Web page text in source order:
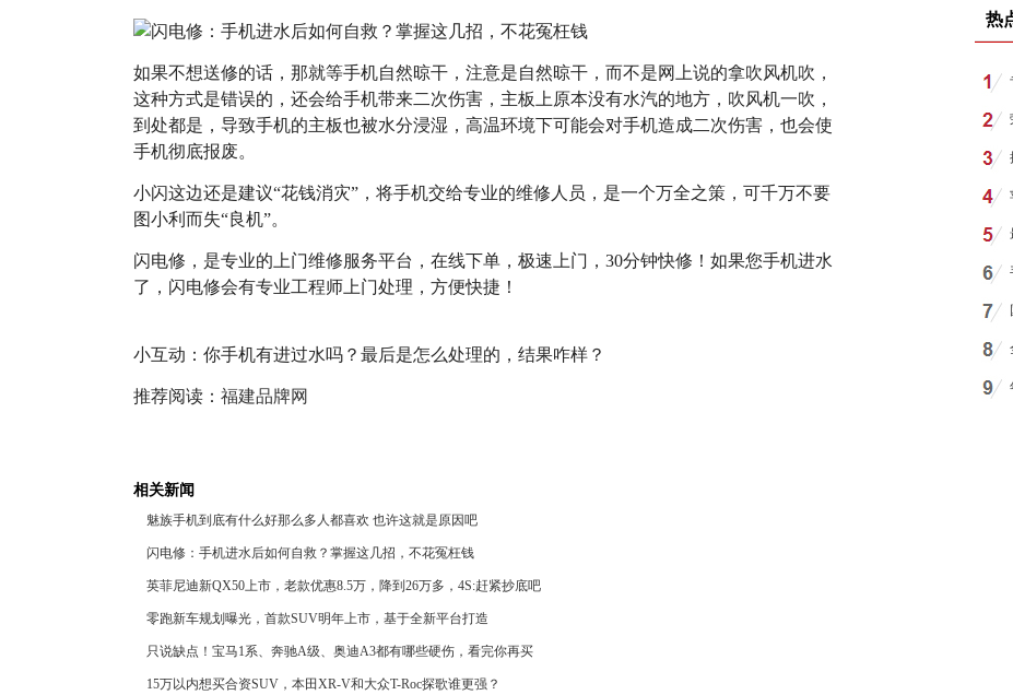
如果不想送修的话，那就等手机自然晾干，注意是自然晾干，而不是网上说的拿吹风机吹，
这种方式是错误的，还会给手机带来二次伤害，主板上原本没有水汽的地方，吹风机一吹，
到处都是，导致手机的主板也被水分浸湿，高温环境下可能会对手机造成二次伤害，也会使
手机彻底报废。
小闪这边还是建议“花钱消灾”，将手机交给专业的维修人员，是一个万全之策，可千万不要
图小利而失“良机”。
闪电修，是专业的上门维修服务平台，在线下单，极速上门，30分钟快修！如果您手机进水
了，闪电修会有专业工程师上门处理，方便快捷！
小互动：你手机有进过水吗？最后是怎么处理的，结果咋样？
推荐阅读： 福建品牌网
相关新闻
魅族手机到底有什么好那么多人都喜欢 也许这就是原因吧
闪电修：手机进水后如何自救？掌握这几招，不花冤枉钱
英菲尼迪新QX50上市，老款优惠8.5万，降到26万多，4S:赶紧抄底吧
零跑新车规划曝光，首款SUV明年上市，基于全新平台打造
只说缺点！宝马1系、奔驰A级、奥迪A3都有哪些硬伤，看完你再买
15万以内想买合资SUV，本田XR-V和大众T-Roc探歌谁更强？
热